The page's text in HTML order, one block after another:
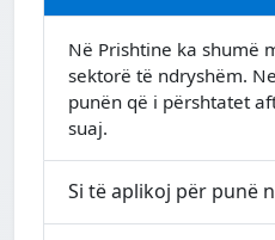
Në Prishtine ka shumë
sektorë të ndryshëm.
punën që i përshtatet
suaj.
Si të aplikoj për punë